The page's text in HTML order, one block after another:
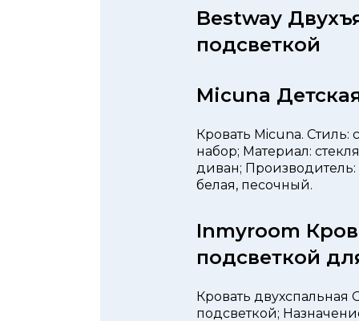
Bestway
подсветкой
Micuna
Кровать Micuna. Стиль:
набор; Материал:
диван;
белая, песочный.
Inmyroom
подсветкой
Кровать двухспальная
подсветкой;